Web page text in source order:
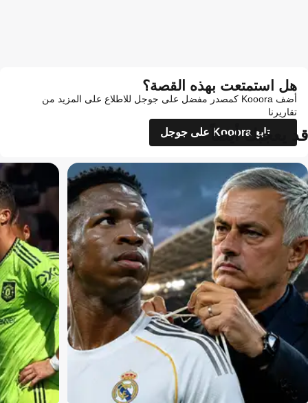
هل استمتعت بهذه القصة؟
أضف Kooora كمصدر مفضل على جوجل للاطلاع على المزيد من
تقاريرنا
تابع Kooora على جوجل
قد يعجبك أيضاً